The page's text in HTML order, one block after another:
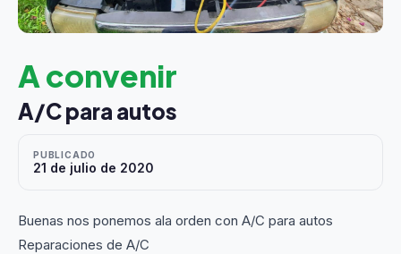
A convenir
A/C para autos
PUBLICADO
21 de julio de 2020
Buenas nos ponemos ala orden con A/C para autos
Reparaciones de A/C